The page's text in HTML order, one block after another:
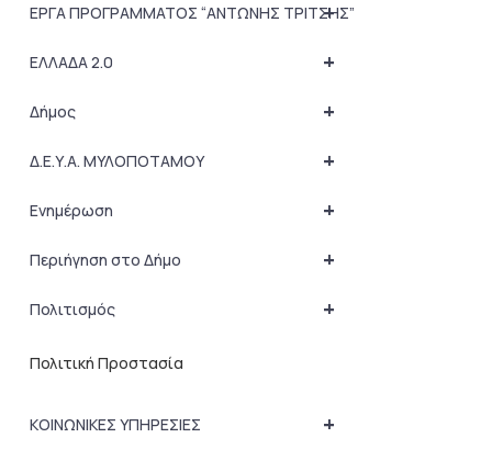
+
ΕΡΓΑ ΠΡΟΓΡΑΜΜΑΤΟΣ “ΑΝΤΩΝΗΣ ΤΡΙΤΣΗΣ”
+
ΕΛΛΑΔΑ 2.0
+
Δήμος
+
Δ.Ε.Υ.Α. ΜΥΛΟΠΟΤΑΜΟΥ
+
Ενημέρωση
+
Περιήγηση στο Δήμο
+
Πολιτισμός
Πολιτική Προστασία
+
ΚΟΙΝΩΝΙΚΕΣ ΥΠΗΡΕΣΙΕΣ